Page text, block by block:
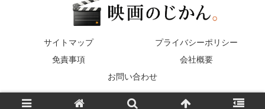
サイトマップ
プライバシーポリシー
免責事項
会社概要
お問い合わせ
※当サイトの一部画像はAIが生成したイメージ画像です。実際の映画とは異なります。